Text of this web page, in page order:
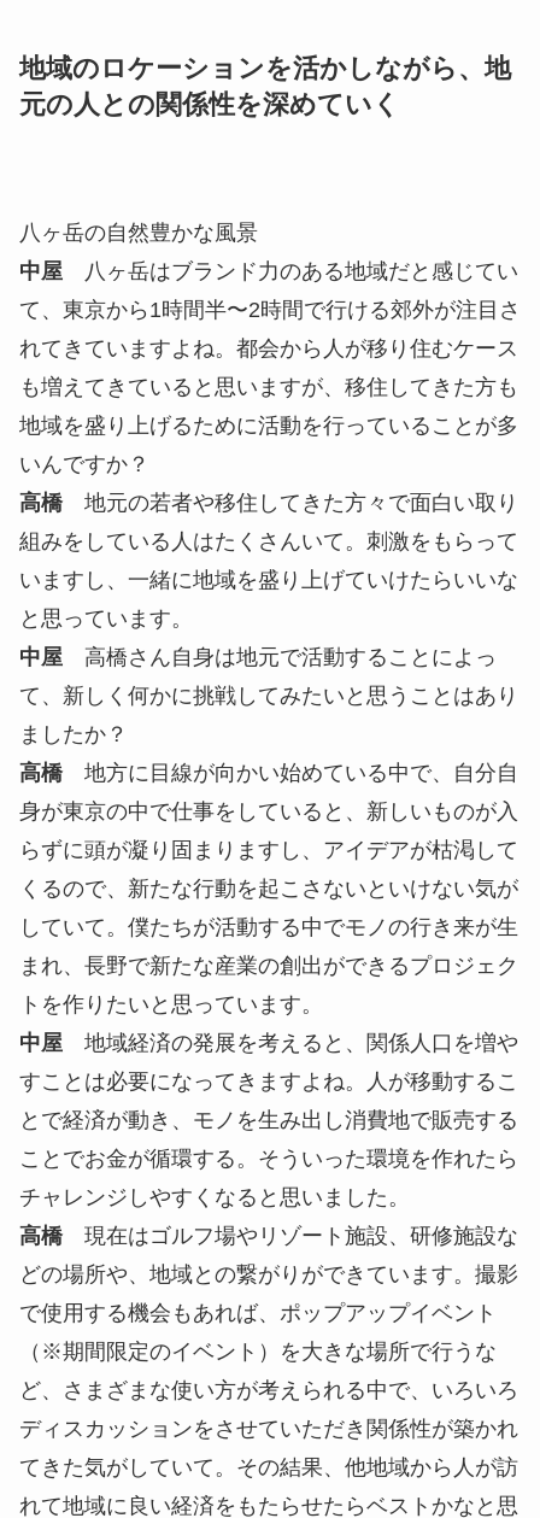
トのお声掛けをしてもらったときは、迷わず挑戦す
ることを決めました。僕の中でプロジェクトに参画
与できることにやりがいを感じたからです。
地域のロケーションを活かしながら、地
元の人との関係性を深めていく
八ヶ岳の自然豊かな風景
中屋 八ヶ岳はブランド力のある地域だと感じてい
て、東京から1時間半〜2時間で行ける郊外が注目さ
れてきていますよね。都会から人が移り住むケース
も増えてきていると思いますが、移住してきた方も
地域を盛り上げるために活動を行っていることが多
いんですか？
高橋 地元の若者や移住してきた方々で面白い取り
組みをしている人はたくさんいて。刺激をもらって
いますし、一緒に地域を盛り上げていけたらいいな
と思っています。
中屋 高橋さん自身は地元で活動することによっ
て、新しく何かに挑戦してみたいと思うことはあり
ましたか？
高橋
地方に目線が向かい始めている中で、自分自
身が東京の中で仕事をしていると、新しいものが入
らずに頭が凝り固まりますし、アイデアが枯渇して
くるので、新たな行動を起こさないといけない気が